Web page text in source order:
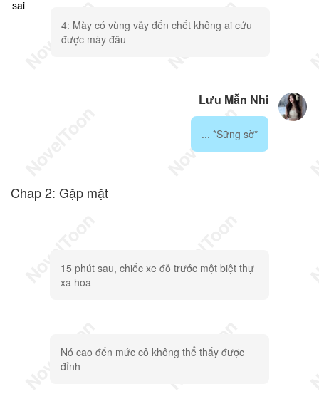
4: Mày có vùng vẫy đến chết không ai cứu
được mày đâu
Lưu Mẫn Nhi
... *Sững sờ*
Chap 2: Gặp mặt
15 phút sau, chiếc xe đỗ trước một biệt thự
xa hoa
Nó cao đến mức cô không thể thấy được
đỉnh